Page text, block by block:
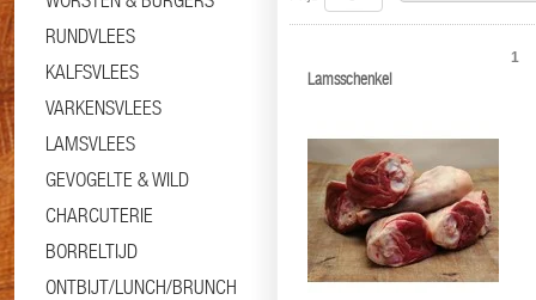
RUNDVLEES
KALFSVLEES
VARKENSVLEES
LAMSVLEES
GEVOGELTE & WILD
CHARCUTERIE
BORRELTIJD
ONTBIJT/LUNCH/BRUNCH
Lamsschenkel
1